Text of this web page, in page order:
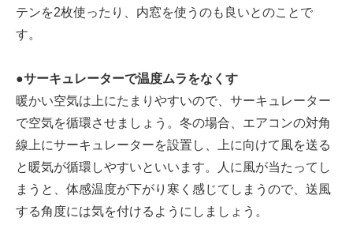
テンを2枚使ったり、内窓を使うのも良いとのことで
す。
●サーキュレーターで温度ムラをなくす
暖かい空気は上にたまりやすいので、サーキュレーター
で空気を循環させましょう。冬の場合、エアコンの対角
線上にサーキュレーターを設置し、上に向けて風を送る
と暖気が循環しやすいといいます。人に風が当たってし
まうと、体感温度が下がり寒く感じてしまうので、送風
する角度には気を付けるようにしましょう。